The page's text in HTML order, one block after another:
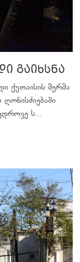
გაიხსნა
ქუთაისის მერმა
ღონისძიებაში
ს...